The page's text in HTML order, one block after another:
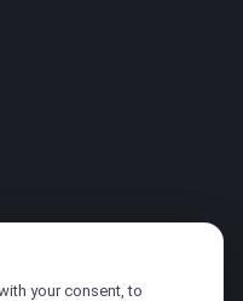
your consent, to